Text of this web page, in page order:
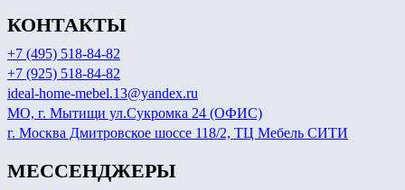
КОНТАКТЫ
+7 (495) 518-84-82
+7 (925) 518-84-82
ideal-home-mebel.13@yandex.ru
МО, г. Мытищи ул.Сукромка 24 (ОФИС)
г. Москва Дмитровское шоссе 118/2, ТЦ Мебель СИТИ
МЕССЕНДЖЕРЫ